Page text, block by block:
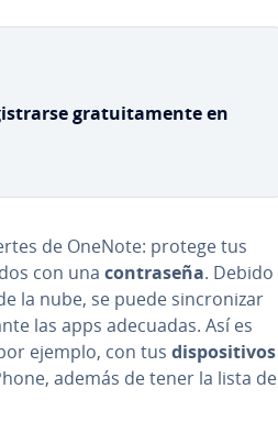
gra­tui­ta­me­n­te en
de OneNote: protege tus
con una co­n­tra­se­ña. Debido
la nube, se puede si­n­cro­ni­zar
las apps adecuadas. Así es
ejemplo, con tus di­s­po­si­ti­vos
además de tener la lista de